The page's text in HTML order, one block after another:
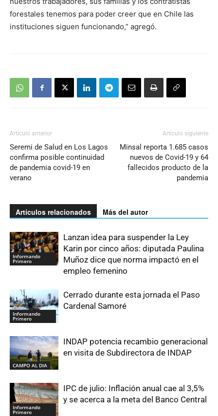
forestales tenemos para poder creer que en Chile las
instituciones siguen funcionando,” agregó.
Artículo anterior
Seremi de Salud en Los Lagos
confirma posible continuidad
de pandemia covid-19 en
verano
Artículo siguiente
Minsal reporta 1.685 casos
nuevos de Covid-19 y 64
fallecidos producto de la
pandemia
Artículos relacionados Más del autor
Informando
Primero
Lanzan idea para suspender la Ley
Karin por cinco años: diputada Paulina
Muñoz dice que norma impactó en el
empleo femenino
Informando
Primero
Cerrado durante esta jornada el Paso
Cardenal Samoré
CAMPO AL DIA
INDAP potencia recambio generacional
en visita de Subdirectora de INDAP
Informando
Primero
IPC de julio: Inflación anual cae al 3,5%
y se acerca a la meta del Banco Central